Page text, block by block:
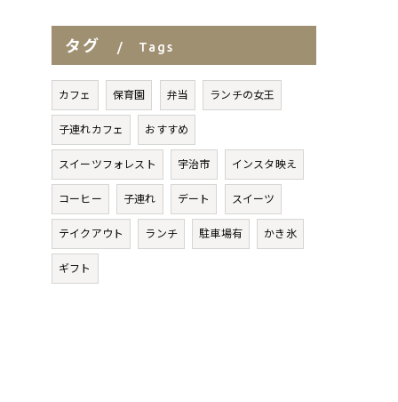
タグ Tags
カフェ 保育園 弁当 ランチの女王
子連れカフェ おすすめ
スイーツフォレスト 宇治市 インスタ映え
コーヒー 子連れ デート スイーツ
テイクアウト ランチ 駐車場有 かき氷
ギフト